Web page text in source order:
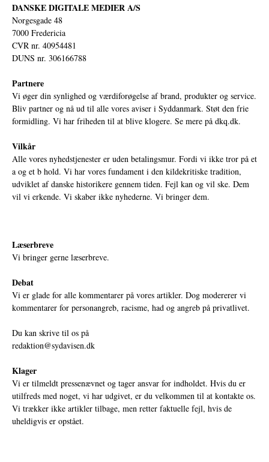
DANSKE DIGITALE MEDIER A/S
Norgesgade 48
7000 Fredericia
CVR nr. 40954481
DUNS nr. 306166788
Partnere
Vi øger din synlighed og værdiforøgelse af brand, produkter og service.
Bliv partner og nå ud til alle vores aviser i Syddanmark. Støt den frie
formidling. Vi har friheden til at blive klogere. Se mere på dkq.dk.
Vilkår
Alle vores nyhedstjenester er uden betalingsmur. Fordi vi ikke tror på et
a og et b hold. Vi har vores fundament i den kildekritiske tradition,
udviklet af danske historikere gennem tiden. Fejl kan og vil ske. Dem
vil vi erkende. Vi skaber ikke nyhederne. Vi bringer dem.
Læserbreve
Vi bringer gerne læserbreve.
Debat
Vi er glade for alle kommentarer på vores artikler. Dog modererer vi
kommentarer for personangreb, racisme, had og angreb på privatlivet.
Du kan skrive til os på
redaktion@sydavisen.dk
Klager
Vi er tilmeldt pressenævnet og tager ansvar for indholdet. Hvis du er
utilfreds med noget, vi har udgivet, er du velkommen til at kontakte os.
Vi trækker ikke artikler tilbage, men retter faktuelle fejl, hvis de
uheldigvis er opstået.